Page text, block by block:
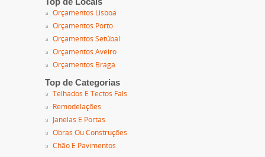
Orçamentos Lisboa
Orçamentos Porto
Orçamentos Setúbal
Orçamentos Aveiro
Orçamentos Braga
Top de Categorias
Telhados E Tectos Fals
Remodelações
Janelas E Portas
Obras Ou Construções
Chão E Pavimentos